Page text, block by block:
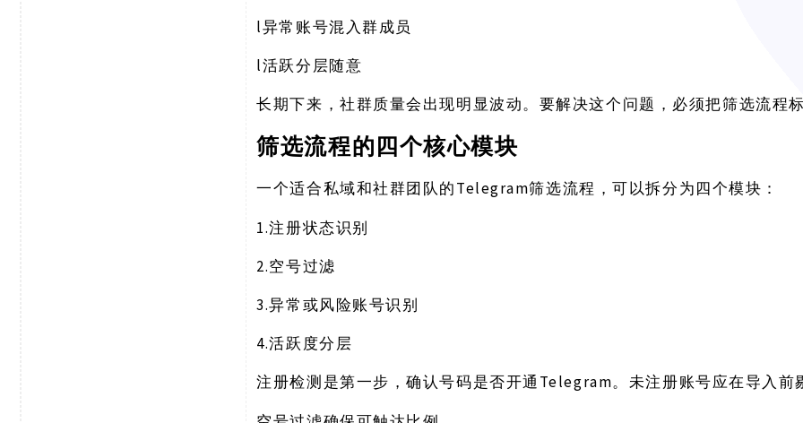
l异常账号混入群成员
l活跃分层随意
长期下来，社群质量会出现明显波动。要解决这个问题，必须把筛选流程
筛选流程的四个核心模块
一个适合私域和社群团队的 Telegram筛选流程，可以拆分为四个模块：
1.注册状态识别
2.空号过滤
3.异常或风险账号识别
4.活跃度分层
注册检测是第一步，确认号码是否开通 Telegram。未注册账号应在导入前